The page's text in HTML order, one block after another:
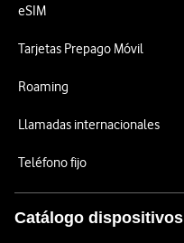
eSIM
Tarjetas Prepago Móvil
Roaming
Llamadas internacionales
Teléfono fijo
Catálogo dispositivos